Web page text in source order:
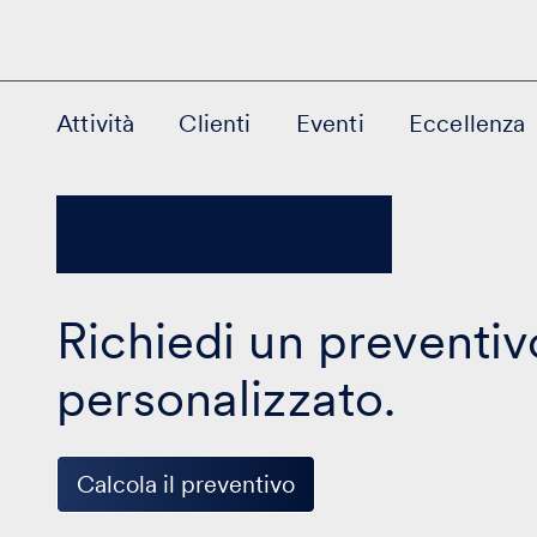
Attività Clienti Eventi Eccellenza
Richiedi un
personalizzato.
Calcola il preventivo